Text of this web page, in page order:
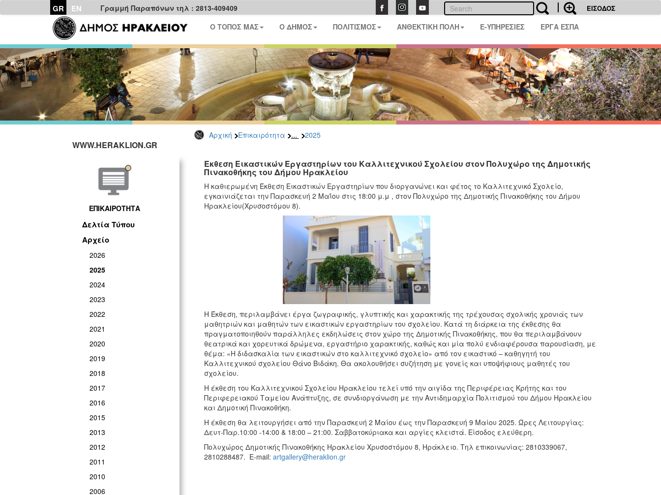
GR EN Γραμμή Παραπόνων τηλ : 2813-409409 ΕΙΣΟΔΟΣ
Ο ΤΟΠΟΣ ΜΑΣ Ο ΔΗΜΟΣ ΠΟΛΙΤΙΣΜΟΣ ΑΝΘΕΚΤΙΚΗ ΠΟΛΗ E-ΥΠΗΡΕΣΙΕΣ ΕΡΓΑ ΕΣΠΑ
Αρχική Επικαιρότητα ... 2025
WWW.HERAKLION.GR
ΕΠΙΚΑΙΡΟΤΗΤΑ
Δελτία Τύπου
Αρχείο
2026
2025
2024
2023
2022
2021
2020
2019
2018
2017
2016
2015
2013
2012
2011
2010
2006
Έκθεση Εικαστικών Εργαστηρίων του Καλλιτεχνικού Σχολείου στον Πολυχώρο της Δημοτικής
Πινακοθήκης του Δήμου Ηρακλείου
Η καθιερωμένη Έκθεση Εικαστικών Εργαστηρίων που διοργανώνει και φέτος το Καλλιτεχνικό Σχολείο,
εγκαινιάζεται την Παρασκευή 2 Μαΐου στις 18:00 μ.μ , στον Πολυχώρο της Δημοτικής Πινακοθήκης του Δήμου
Ηρακλείου(Χρυσοστόμου 8).
Η Έκθεση, περιλαμβάνει έργα ζωγραφικής, γλυπτικής και χαρακτικής της τρέχουσας σχολικής χρονιάς των
μαθητριών και μαθητών των εικαστικών εργαστηρίων του σχολείου. Κατά τη διάρκεια της έκθεσης θα
πραγματοποιηθούν παράλληλες εκδηλώσεις στον χώρο της Δημοτικής Πινακοθήκης, που θα περιλαμβάνουν
θεατρικά και χορευτικά δρώμενα, εργαστήριο χαρακτικής, καθώς και μία πολύ ενδιαφέρουσα παρουσίαση, με
θέμα: «Η διδασκαλία των εικαστικών στο καλλιτεχνικό σχολείο» από τον εικαστικό – καθηγητή του
Καλλιτεχνικού σχολείου Θάνο Βιδάκη. Θα ακολουθήσει συζήτηση με γονείς και υποψήφιους μαθητές του
σχολείου.
Η έκθεση του Καλλιτεχνικού Σχολείου Ηρακλείου τελεί υπό την αιγίδα της Περιφέρειας Κρήτης και του
Περιφερειακού Ταμείου Ανάπτυξης, σε συνδιοργάνωση με την Αντιδημαρχία Πολιτισμού του Δήμου Ηρακλείου
και Δημοτική Πινακοθήκη.
Η έκθεση θα λειτουργήσει από την Παρασκευή 2 Μαίου έως την Παρασκευή 9 Μαίου 2025. Ώρες Λειτουργίας:
Δευτ-Παρ.10:00 -14:00 & 18:00 – 21:00. Σαββατοκύριακα και αργίες κλειστά. Είσοδος ελεύθερη.
Πολυχώρος Δημοτικής Πινακοθήκης Ηρακλείου Χρυσοστόμου 8, Ηράκλειο. Τηλ επικοινωνίας: 2810339067,
2810288487. E-mail: artgallery@heraklion.gr